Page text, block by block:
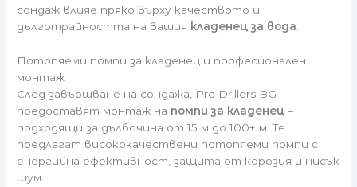
сондаж влияе пряко върху качеството и
дълготрайността на вашия кладенец за вода
Потопяеми помпи за кладенец и професионален
монтаж
След завършване на сондажа, Pro Drillers BG
предоставят монтаж на помпи за кладенец –
подходящи за дълбочина от 15 м до 100+ м. Те
предлагат висококачествени потопяеми помпи с
енергийна ефективност, защита от корозия и нисък
шум.